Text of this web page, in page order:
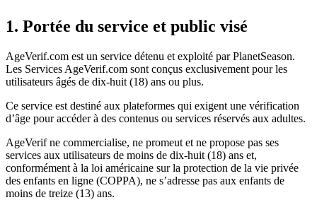
1. Portée du service et public visé
AgeVerif.com est un service détenu et exploité par PlanetSeason.
Les Services AgeVerif.com sont conçus exclusivement pour les
utilisateurs âgés de dix-huit (18) ans ou plus.
Ce service est destiné aux plateformes qui exigent une vérification
d’âge pour accéder à des contenus ou services réservés aux adultes.
AgeVerif ne commercialise, ne promeut et ne propose pas ses
services aux utilisateurs de moins de dix-huit (18) ans et,
conformément à la loi américaine sur la protection de la vie privée
des enfants en ligne (COPPA), ne s’adresse pas aux enfants de
moins de treize (13) ans.